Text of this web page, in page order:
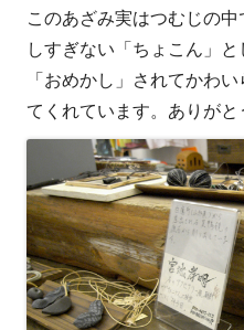
このあざみ実はつむじの
しすぎない「ちょこん」
「おめかし」されてかわ
てくれています。ありがと